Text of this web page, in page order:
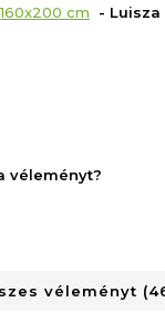
160x200 cm
- Luisza
véleményt?
véleményt